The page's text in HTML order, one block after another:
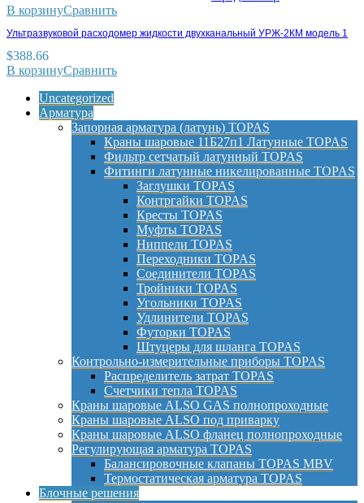
В корзинуСравнить
Ультразвуковой расходомер жидкости двухканальный УРЖ-2КМ модель 1
$388.66
В корзинуСравнить
Uncategorized
Арматура
Запорная арматура (латунь) TOPAS
Краны шаровые 11Б27п1 Латунные TOPAS
Фильтр сетчатый латунный TOPAS
Фитинги латунные никелированные TOPAS
Заглушки TOPAS
Контргайки TOPAS
Кресты TOPAS
Муфты TOPAS
Ниппели TOPAS
Переходники TOPAS
Соединители TOPAS
Тройники TOPAS
Угольники TOPAS
Удлинители TOPAS
Футорки TOPAS
Штуцеры для шланга TOPAS
Контрольно-измерительные приборы TOPAS
Распределитель затрат TOPAS
Счетчики тепла TOPAS
Краны шаровые ALSO GAS полнопроходные
Краны шаровые ALSO под приварку
Краны шаровые ALSO фланец полнопроходные
Регулирующая арматура TOPAS
Балансировочные клапаны TOPAS MBV
Термостатическая арматура TOPAS
Блочные решения